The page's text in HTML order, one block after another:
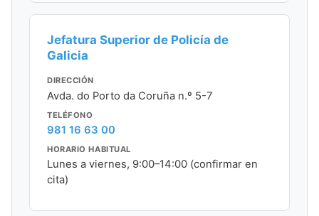
Jefatura Superior de Policía de
Galicia
DIRECCIÓN
Avda. do Porto da Coruña n.º 5-7
TELÉFONO
981 16 63 00
HORARIO HABITUAL
Lunes a viernes, 9:00–14:00 (confirmar en
cita)